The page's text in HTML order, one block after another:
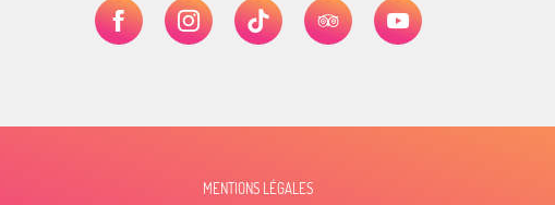
MENTIONS LÉGALES